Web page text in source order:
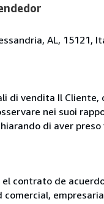
AL, 15121,
di vendita Il
nei suoi
di aver
contrato de